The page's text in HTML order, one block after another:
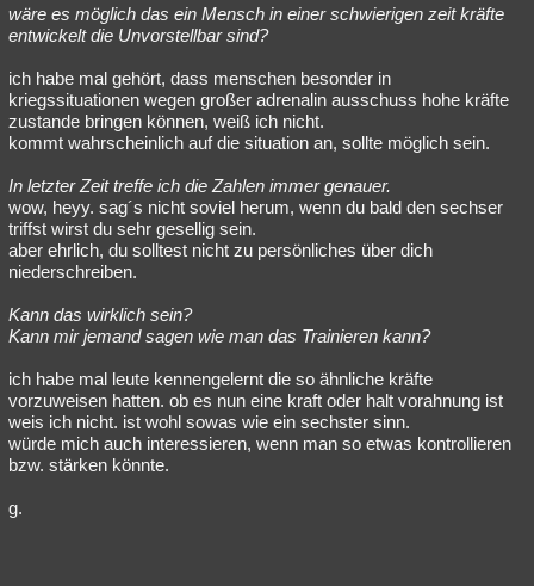
wäre es möglich das ein Mensch in einer schwierigen zeit kräfte
entwickelt die Unvorstellbar sind?
ich habe mal gehört, dass menschen besonder in
kriegssituationen wegen großer adrenalin ausschuss hohe kräfte
zustande bringen können, weiß ich nicht.
kommt wahrscheinlich auf die situation an, sollte möglich sein.
In letzter Zeit treffe ich die Zahlen immer genauer.
wow, heyy. sag´s nicht soviel herum, wenn du bald den sechser
triffst wirst du sehr gesellig sein.
aber ehrlich, du solltest nicht zu persönliches über dich
niederschreiben.
Kann das wirklich sein?
Kann mir jemand sagen wie man das Trainieren kann?
ich habe mal leute kennengelernt die so ähnliche kräfte
vorzuweisen hatten. ob es nun eine kraft oder halt vorahnung ist
weis ich nicht. ist wohl sowas wie ein sechster sinn.
würde mich auch interessieren, wenn man so etwas kontrollieren
bzw. stärken könnte.
g.